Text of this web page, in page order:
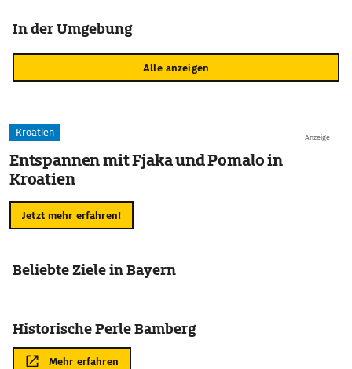
In der Umgebung
Alle anzeigen
Anzeige
Kroatien
Entspannen mit Fjaka und Pomalo in
Kroatien
Jetzt mehr erfahren!
Beliebte Ziele in Bayern
Historische Perle Bamberg
Mehr erfahren